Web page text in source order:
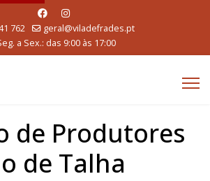
762
geral@viladefrades.pt
a Sex.: das 9:00 às 17:00
de Produtores
de Talha